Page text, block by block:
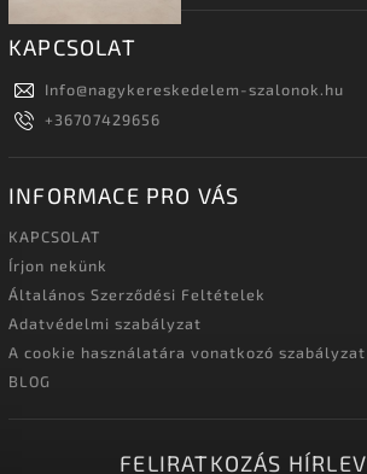
KAPCSOLAT
Info@nagykereskedelem-szalonok.hu
+36707429656
INFORMACE PRO VÁS
KAPCSOLAT
Írjon nekünk
Általános Szerződési Feltételek
Adatvédelmi szabályzat
A cookie használatára vonatkozó szabályzat
BLOG
FELIRATKOZÁS